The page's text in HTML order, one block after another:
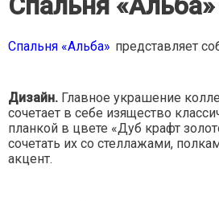
Спальня «Альба» представляет
Дизайн. Главное украшение
сочетает в себе изящество
планкой в цвете «Дуб крафт
сочетать их со стеллажами,
акцент.